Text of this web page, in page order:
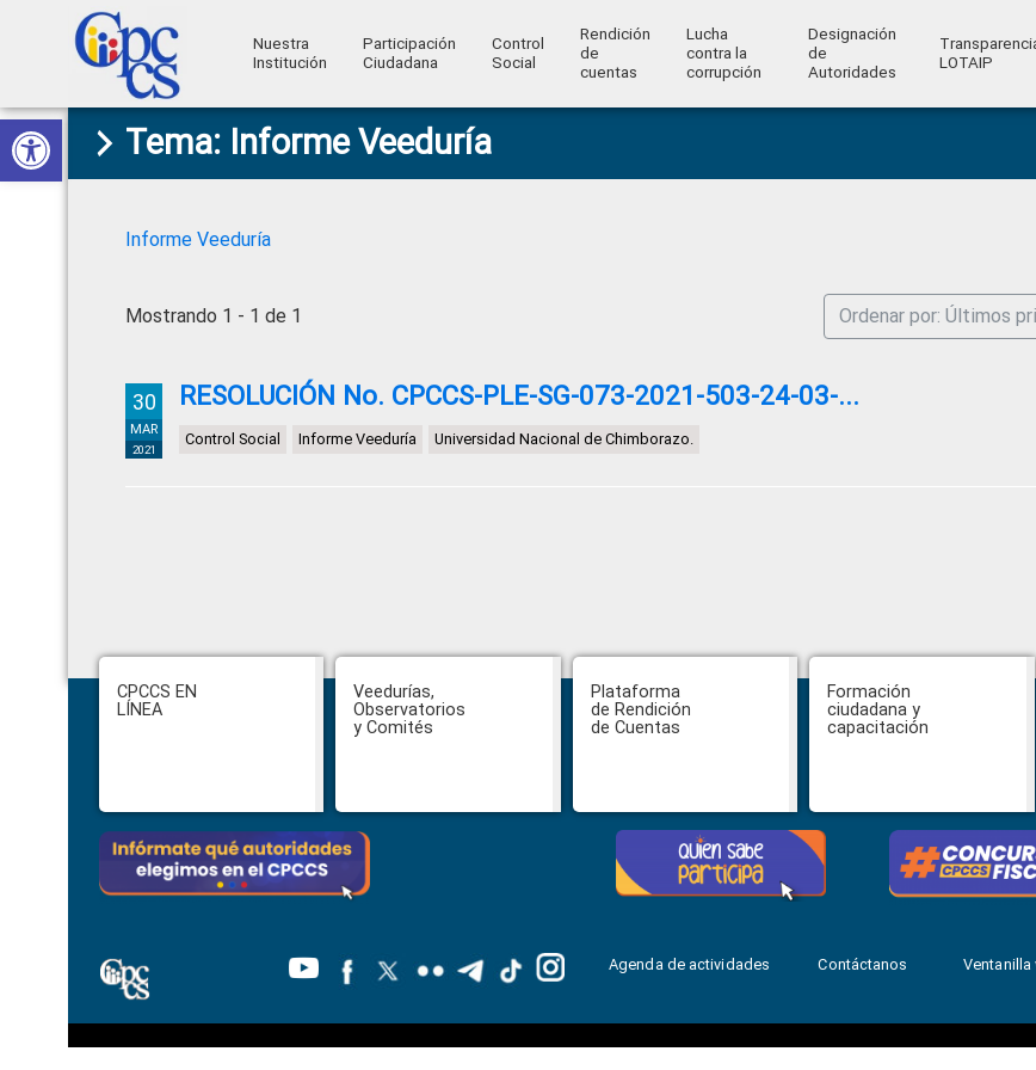
Abrir barra de herramientas
Skip
to
primary
Skip
to
main
Skip
to
primary
Skip
to
footer
Consejo
de
Ciudadana
Control
Construyendo
Poder
Ciudadano
Nuestra
Institución
Participación
Ciudadana
Control
Social
Rendición
de
cuentas
Lucha
contra la
corrupción
Designación
de
Autoridades
LOTAIP
Tema: Informe Veeduría
Informe Veeduría
Mostrando 1 - 1 de 1 Ordenar por: Últimos
30
MAR
2021
RESOLUCIÓN No. CPCCS-PLE-SG-073-2021-503-24-03-...
Control Social Informe Veeduría Universidad Nacional de Chimborazo.
Footer
CPCCS EN
LÍNEA
Veedurías,
Observatorios
y Comités
Plataforma
de Rendición
de Cuentas
Formación
ciudadana y
capacitación
CPCCS aprueba convocatoria a
Veeduría para designación de la
autoridad de la SOT
Agenda de actividades Contáctanos Ventanilla